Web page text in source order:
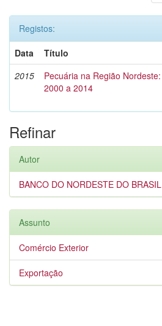
Registos:
Data
Título
2015
Pecuária na Região Nordeste:
2000 a 2014
Refinar
Autor
BANCO DO NORDESTE DO BRASIL
Assunto
Comércio Exterior
Exportação